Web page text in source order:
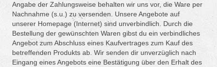
Angabe der Zahlungsweise behalten wir uns vor, die Ware per
Nachnahme (s.u.) zu versenden. Unsere Angebote auf
unserer Homepage (Internet) sind unverbindlich. Durch die
Bestellung der gewünschten Waren gibst du ein verbindliches
Angebot zum Abschluss eines Kaufvertrages zum Kauf des
betreffenden Produkts ab. Wir senden dir unverzüglich nach
Eingang eines Angebots eine Bestätigung über den Erhalt des